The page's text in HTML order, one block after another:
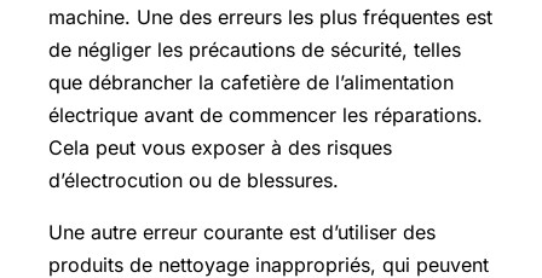
machine. Une des erreurs les plus fréquentes est
de négliger les précautions de sécurité, telles
que débrancher la cafetière de l’alimentation
électrique avant de commencer les réparations.
Cela peut vous exposer à des risques
d’électrocution ou de blessures.
Une autre erreur courante est d’utiliser des
produits de nettoyage inappropriés, qui peuvent